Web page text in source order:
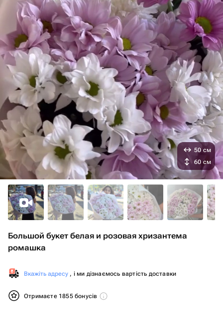
Большой букет белая и розовая хризантема
ромашка
Вкажіть адресу , і ми дізнаємось вартість доставки
Отримаєте 1855 бонусів
50 см
60 см